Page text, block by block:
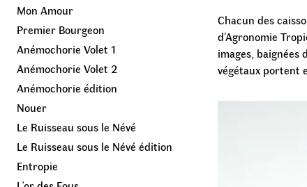
Mon Amour
Premier Bourgeon
Anémochorie Volet 1
Anémochorie Volet 2
Anémochorie édition
Nouer
Le Ruisseau sous le Névé
Le Ruisseau sous le Névé édition
Entropie
Chacun des
d’Agronomie
images, baignées
végétaux portent